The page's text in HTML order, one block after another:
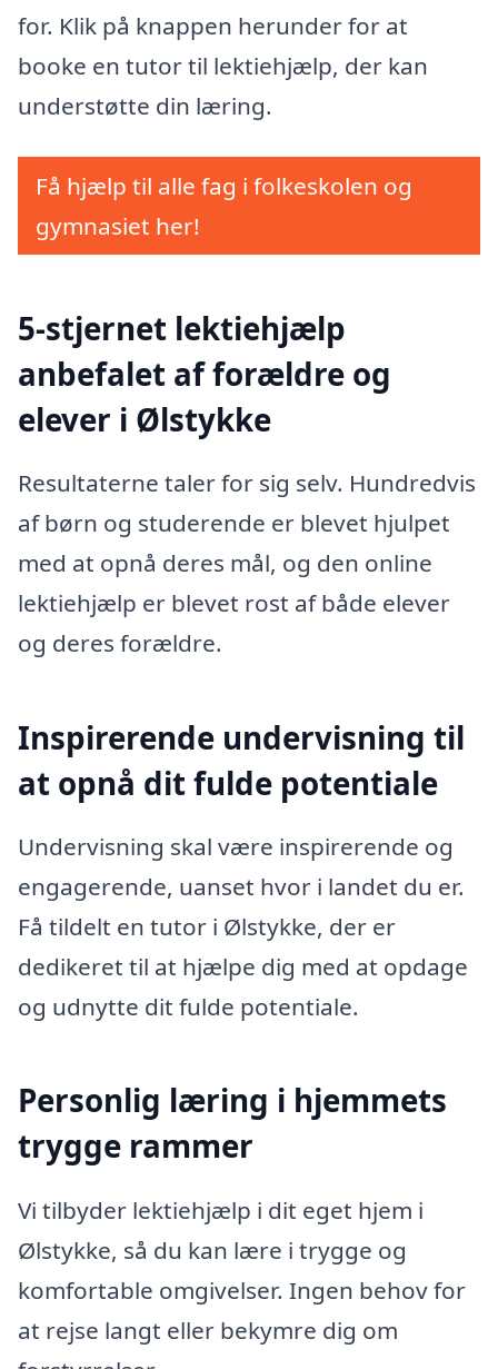
for. Klik på knappen herunder for at
booke en tutor til lektiehjælp, der kan
understøtte din læring.
Få hjælp til alle fag i folkeskolen og
gymnasiet her!
5-stjernet lektiehjælp
anbefalet af forældre og
elever i Ølstykke
Resultaterne taler for sig selv. Hundredvis
af børn og studerende er blevet hjulpet
med at opnå deres mål, og den online
lektiehjælp er blevet rost af både elever
og deres forældre.
Inspirerende undervisning til
at opnå dit fulde potentiale
Undervisning skal være inspirerende og
engagerende, uanset hvor i landet du er.
Få tildelt en tutor i Ølstykke, der er
dedikeret til at hjælpe dig med at opdage
og udnytte dit fulde potentiale.
Personlig læring i hjemmets
trygge rammer
Vi tilbyder lektiehjælp i dit eget hjem i
Ølstykke, så du kan lære i trygge og
komfortable omgivelser. Ingen behov for
at rejse langt eller bekymre dig om